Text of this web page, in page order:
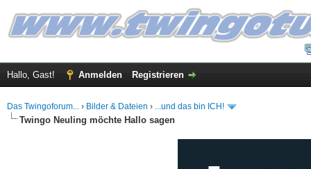
Hallo, Gast! Anmelden Registrieren
Das Twingoforum... › Bilder & Dateien › ...und das bin ICH!
Twingo Neuling möchte Hallo sagen